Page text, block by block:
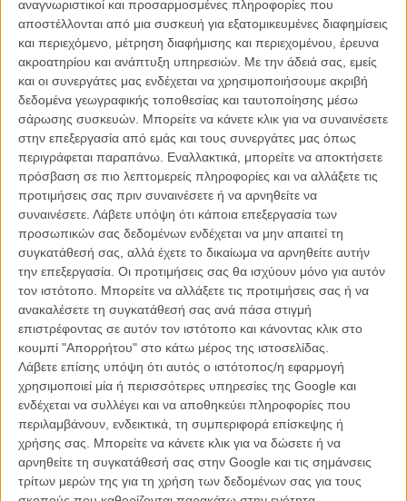
αναγνωριστικοί και προσαρμοσμένες πληροφορίες που
αποστέλλονται από μια συσκευή για εξατομικευμένες διαφημίσεις
και περιεχόμενο, μέτρηση διαφήμισης και περιεχομένου, έρευνα
ακροατηρίου και ανάπτυξη υπηρεσιών. Με την άδειά σας, εμείς
και οι συνεργάτες μας ενδέχεται να χρησιμοποιήσουμε ακριβή
δεδομένα γεωγραφικής τοποθεσίας και ταυτοποίησης μέσω
σάρωσης συσκευών. Μπορείτε να κάνετε κλικ για να συναινέσετε
στην επεξεργασία από εμάς και τους συνεργάτες μας όπως
περιγράφεται παραπάνω. Εναλλακτικά, μπορείτε να αποκτήσετε
πρόσβαση σε πιο λεπτομερείς πληροφορίες και να αλλάξετε τις
προτιμήσεις σας πριν συναινέσετε ή να αρνηθείτε να
συναινέσετε. Λάβετε υπόψη ότι κάποια επεξεργασία των
προσωπικών σας δεδομένων ενδέχεται να μην απαιτεί τη
συγκατάθεσή σας, αλλά έχετε το δικαίωμα να αρνηθείτε αυτήν
την επεξεργασία. Οι προτιμήσεις σας θα ισχύουν μόνο για αυτόν
τον ιστότοπο. Μπορείτε να αλλάξετε τις προτιμήσεις σας ή να
ανακαλέσετε τη συγκατάθεσή σας ανά πάσα στιγμή
επιστρέφοντας σε αυτόν τον ιστότοπο και κάνοντας κλικ στο
κουμπί "Απορρήτου" στο κάτω μέρος της ιστοσελίδας.
Λάβετε επίσης υπόψη ότι αυτός ο ιστότοπος/η εφαρμογή
χρησιμοποιεί μία ή περισσότερες υπηρεσίες της Google και
ενδέχεται να συλλέγει και να αποθηκεύει πληροφορίες που
περιλαμβάνουν, ενδεικτικά, τη συμπεριφορά επίσκεψης ή
χρήσης σας. Μπορείτε να κάνετε κλικ για να δώσετε ή να
αρνηθείτε τη συγκατάθεσή σας στην Google και τις σημάνσεις
τρίτων μερών της για τη χρήση των δεδομένων σας για τους
Επί της ουσίας παιδική σειρά που διαδραματίζεται στο newsroom
μιας σχολικής εφημερίδας, όμως ξεχωρίζει για το πόσο ώριμα
προσεγγίζει τα θέματά της. Τα πιτσιρίκια αποκτούν κριτική ματιά για
τον κόσμο γύρω τους μέσα από ρεπορτάζ για το επόμενο φύλλο,
δίνοντας την ευκαιρία στον Μόφατ να γράφει διαδοχικά Very Special
Episodes (το είδος των επεισοδίων που υπάρχουν για να
ενημερώσουν ή να μιλήσουν επί τούτου για κάποιο σημαντικό
θέμα). Όμως μην περιμένεις τις κοινοτοπίες ή τις κούφιες
ηθικολογίες που συναντά κανείς σε αντίστοιχες περιπτώσεις στην
Αμερικάνικη τηλεόραση - το ύφος δεν είναι καθόλου
πατροναριστικό, τα συμπεράσματα δεν έχουν ποτέ τη μορφή